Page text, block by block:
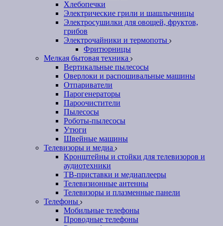
Хлебопечки
Электрические грили и шашлычницы
Электросушилки для овощей, фруктов,
грибов
Электрочайники и термопоты
Фритюрницы
Мелкая бытовая техника
Вертикальные пылесосы
Оверлоки и распошивальные машины
Отпариватели
Парогенераторы
Пароочистители
Пылесосы
Роботы-пылесосы
Утюги
Швейные машины
Телевизоры и медиа
Кронштейны и стойки для телевизоров и
аудиотехники
ТВ-приставки и медиаплееры
Телевизионные антенны
Телевизоры и плазменные панели
Телефоны
Мобильные телефоны
Проводные телефоны